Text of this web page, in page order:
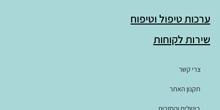
ערכות טיפול וטיפוח
שירות לקוחות
צרי קשר
תקנון האתר